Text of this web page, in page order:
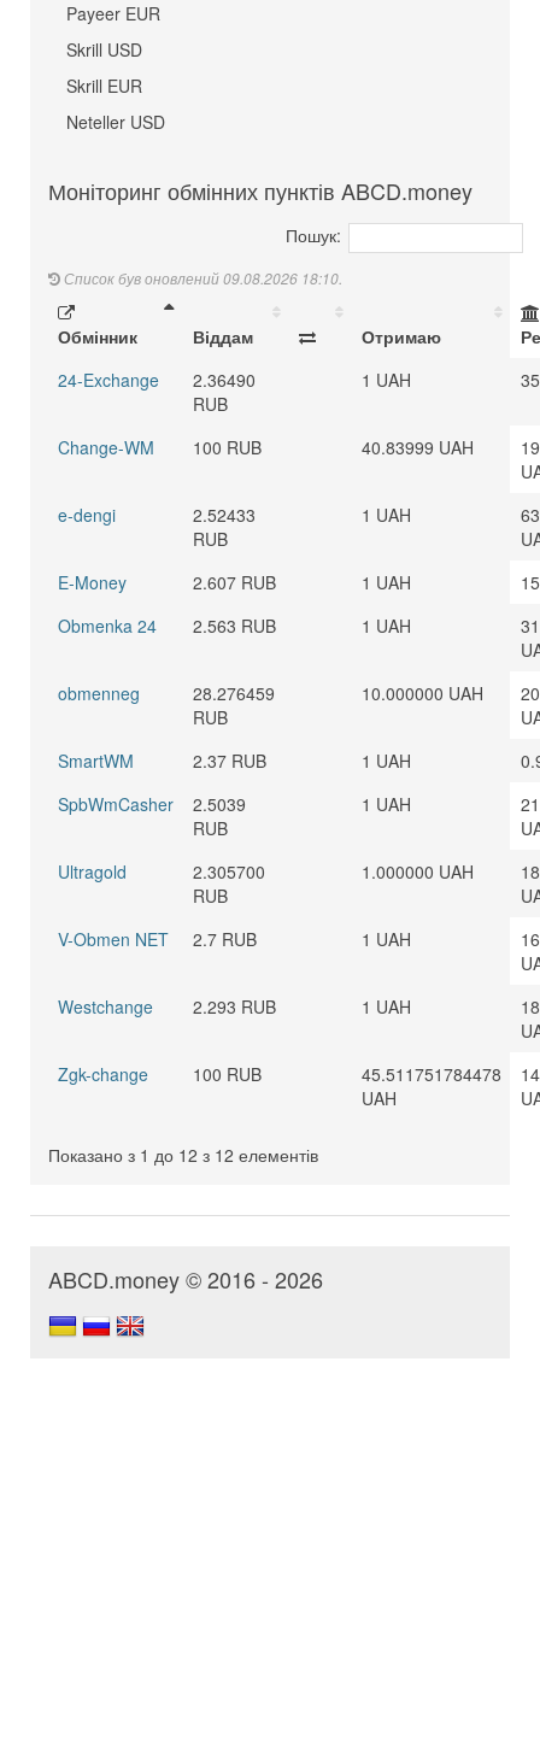
Payeer EUR
Skrill USD
Skrill EUR
Neteller USD
Моніторинг обмінних пунктів ABCD.money
Пошук:
Список був оновлений 09.08.2026 18:10.
Обмінник Віддам Отримаю
24-Exchange
2.36490
RUB
1 UAH
Change-WM 100 RUB 40.83999 UAH
e-dengi
2.52433
RUB
1 UAH
E-Money
2.607 RUB 1 UAH
Obmenka 24
2.563 RUB 1 UAH
obmenneg
28.276459
RUB
10.000000 UAH
SmartWM
2.37 RUB 1 UAH
SpbWmCasher
2.5039
RUB
1 UAH
Ultragold
2.305700
RUB
1.000000 UAH
V-Obmen NET
2.7 RUB 1 UAH
Westchange
2.293 RUB 1 UAH
Zgk-change
100 RUB
45.511751784478
UAH
Показано з 1 до 12 з 12 елементів
ABCD.money © 2016 - 2026